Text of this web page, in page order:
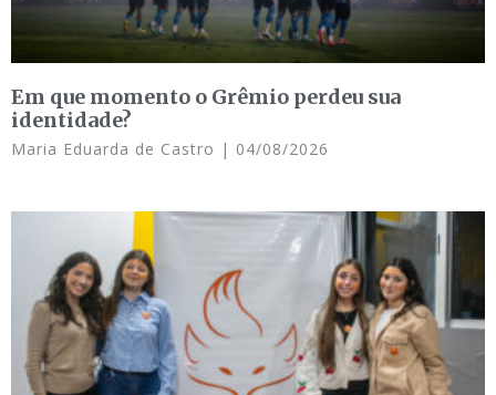
Em que momento o Grêmio perdeu sua
identidade?
Maria Eduarda de Castro 04/08/2026